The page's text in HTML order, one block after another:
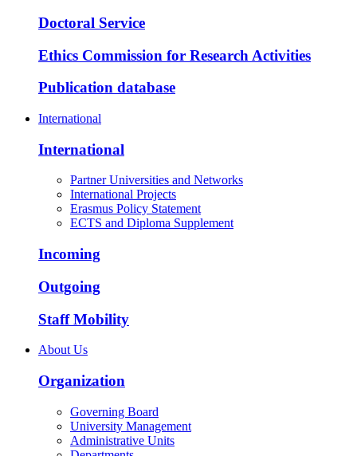
Doctoral Service
Ethics Commission for Research Activities
Publication database
International
International
Partner Universities and Networks
International Projects
Erasmus Policy Statement
ECTS and Diploma Supplement
Incoming
Outgoing
Staff Mobility
About Us
Organization
Governing Board
University Management
Administrative Units